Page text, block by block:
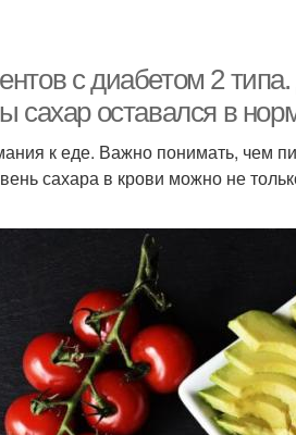
с диабетом 2
сахар оставался в
к еде. Важно понимать, чем
сахара в крови можно не